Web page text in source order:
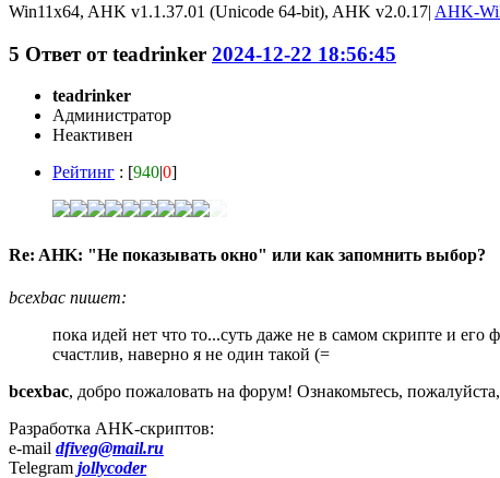
Win11x64, AHK v1.1.37.01 (Unicode 64-bit), AHK v2.0.17| AHK-
5 Ответ отteadrinker 2024-12-22 18:56:45
teadrinker
Администратор
Неактивен
Рейтинг : [940|0]
Re: AHK: "Не показывать окно" или как запомнить выбор?
bcexbac пишет:
пока идей нет что то...суть даже не в самом скрипте и
счастлив, наверно я не один такой (=
bcexbac, добро пожаловать на форум! Ознакомьтесь,
Разработка AHK-скриптов:
e-mail dfiveg@mail.ru
Telegram jollycoder